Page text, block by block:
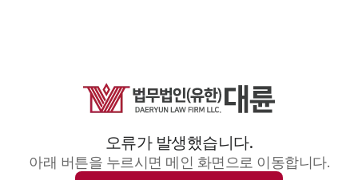
오류가 발생했습니다.
아래 버튼을 누르시면 메인 화면으로 이동합니다.